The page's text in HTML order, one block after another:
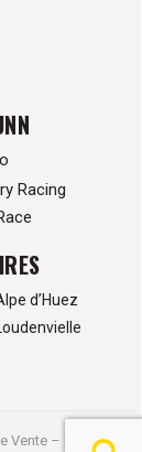
Racing
d’Huez
Vente – Données